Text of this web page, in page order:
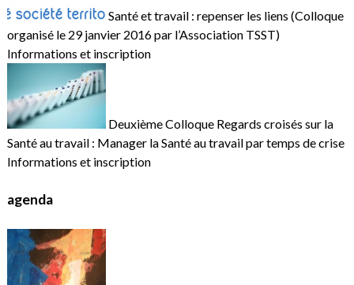
Santé et travail : repenser les liens (Colloque
organisé le 29 janvier 2016 par l’Association TSST)
Informations et inscription
Deuxième Colloque Regards croisés sur la
Santé au travail : Manager la Santé au travail par temps de crise
Informations et inscription
agenda